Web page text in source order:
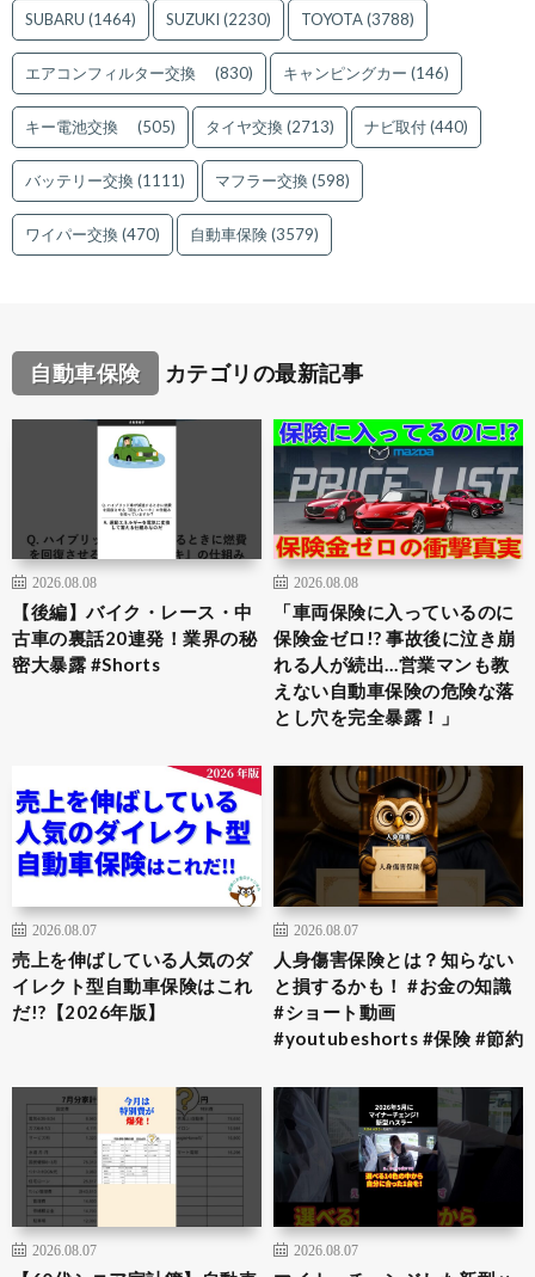
SUBARU (1464) SUZUKI (2230) TOYOTA(3788)
エアコンフィルター交換 (830) キャンピングカー (146)
キー電池交換 (505) タイヤ交換(2713) ナビ取付(440)
バッテリー交換(1111) マフラー交換(598)
ワイパー交換(470) 自動車保険(3579)
自動車保険 カテゴリの最新記事
2026.08.08
【後編】バイク・レース・中
古車の裏話20連発！業界の秘
密大暴露 #Shorts
2026.08.08
「車両保険に入っているのに
保険金ゼロ!? 事故後に泣き崩
れる人が続出…営業マンも教
えない自動車保険の危険な落
とし穴を完全暴露！」
2026.08.07
売上を伸ばしている人気のダ
イレクト型自動車保険はこれ
だ!?【2026年版】
2026.08.07
人身傷害保険とは？知らない
と損するかも！ #お金の知識
#ショート動画
#youtubeshorts #保険 #節約
2026.08.07 2026.08.07